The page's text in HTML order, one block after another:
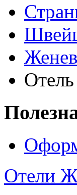
Отели